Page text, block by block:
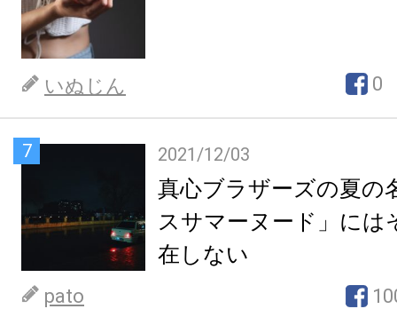
いぬじん 0
7 2021/12/03
真心ブラザーズの夏の
スサマーヌード」には
在しない
pato